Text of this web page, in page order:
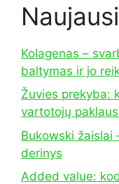
Naujausi
Kolagenas –
baltymas ir jo
Žuvies prekyba:
vartotojų
Bukowski žaislai
derinys
Added value: